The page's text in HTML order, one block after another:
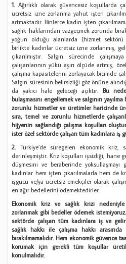
1. Ağırlıklı olarak güvencesiz koşullarda
ücretsiz izne zorlanma yahut işten
artmaktadır. Binlerce kadın işten
sağlık haklarından vazgeçmek zorunda
yoğun olduğu alanlarda (hizmet sektörü
birlikte kadınlar ücretsiz izne zorlanmış,
çıkarılmıştır. Salgın sürecinde
çalışanlarının yükü aşırı ölçüde artmış,
çalışma kapasitelerini zorlayacak biçimde
Salgın süresinin belirsizliği göz önüne
da yakıcı hale geleceği açıktır. Bu
bulaşmasını engellemek ve salgının
zorunlu hizmetler ve üretimler haricinde
sıra, temel ve zorunlu hizmetlerde
hijyenin sağlandığı çalışma koşulları
ister özel sektörde çalışan tüm kadınlara iş
2. Türkiye’de süregelen ekonomik
derinleşmiştir. Kriz koşulları işsizliği, hane
düşmesini ve beraberinde yoksullaşmayı
kadınlar hem işten çıkarılmalarla hem de
işgücü ve/ya ücretsiz emekçiler olarak
en ağır bedellerini ödemektedirler.
Ekonomik kriz ve sağlık krizi
zorlanmak gibi bedeller ödemek
sektörde çalışan tüm kadınlara iş ve
sağlık hakkı ile çalışma hakkı
bırakılmamalıdır. Hem ekonomik güvence
korumak için gerekli tüm koşullar
konulmalıdır.